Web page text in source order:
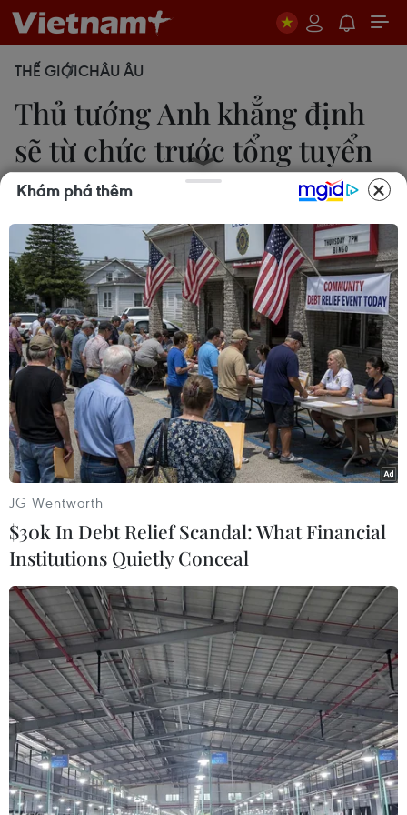
THẾ GIỚICHÂU ÂU
Thủ tướng Anh khẳng định
sẽ từ chức trước tổng tuyển
cử
Minh Ngọc
13/12/2018 13:53
Bà Theresa May xác nhận bà sẽ từ chức trước khi
nước này tổ chức tổng tuyển cử vào năm 2022 và
đảng Bảo thủ nên được một nhà lãnh đạo khác
dẫn đầu bước vào cuộc tổng tuyển cử.
Thủ tướng Anh Theresa May. (Ảnh: AFP/TTXVN)
Ngày 13/12, Thủ tướng Anh Theresa May xác
nhận bà sẽ từ chức trước khi nước này tổ chức
tổng tuyển cử vào năm 2022.
Khám phá thêm
JG Wentworth
$30k In Debt Relief Scandal: What Financial
Institutions Quietly Conceal